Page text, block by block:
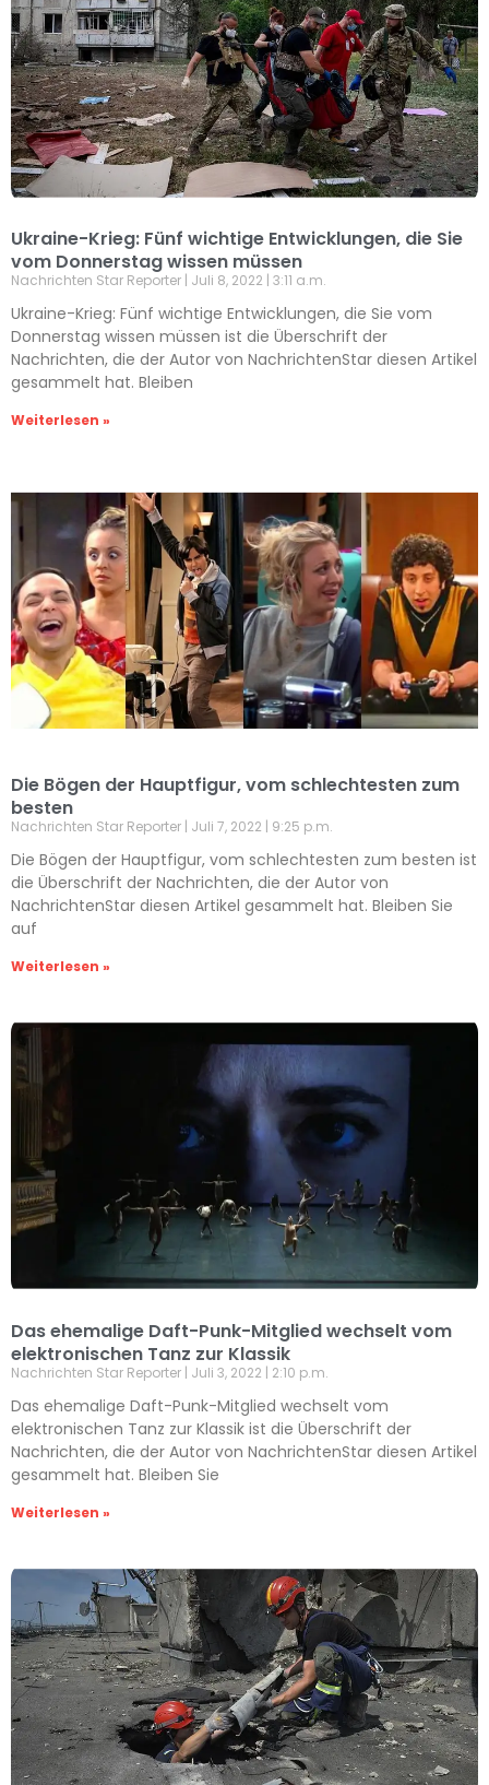
Ukraine-Krieg: Fünf wichtige Entwicklungen, die Sie
vom Donnerstag wissen müssen
Nachrichten Star Reporter Juli 8, 2022 3:11 a.m.
Ukraine-Krieg: Fünf wichtige Entwicklungen, die Sie vom
Donnerstag wissen müssen ist die Überschrift der
Nachrichten, die der Autor von NachrichtenStar diesen Artikel
gesammelt hat. Bleiben
Weiterlesen »
Die Bögen der Hauptfigur, vom schlechtesten zum
besten
Nachrichten Star Reporter Juli 7, 2022 9:25 p.m.
Die Bögen der Hauptfigur, vom schlechtesten zum besten ist
die Überschrift der Nachrichten, die der Autor von
NachrichtenStar diesen Artikel gesammelt hat. Bleiben Sie
auf
Weiterlesen »
Das ehemalige Daft-Punk-Mitglied wechselt vom
elektronischen Tanz zur Klassik
Nachrichten Star Reporter Juli 3, 2022 2:10 p.m.
Das ehemalige Daft-Punk-Mitglied wechselt vom
elektronischen Tanz zur Klassik ist die Überschrift der
Nachrichten, die der Autor von NachrichtenStar diesen Artikel
gesammelt hat. Bleiben Sie
Weiterlesen »